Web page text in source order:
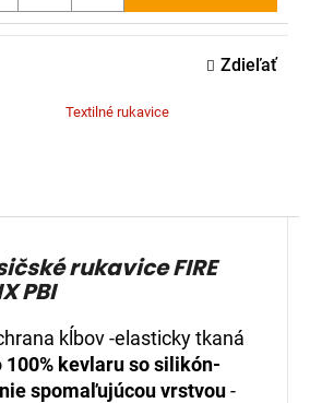
Textilné rukavice
Zdieľať
rukavice FIRE
PBI
kĺbov -elasticky tkaná
100% kevlaru so silikón-
spomaľujúcou vrstvou-